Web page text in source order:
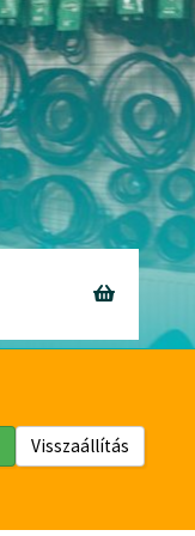
Visszaállítás